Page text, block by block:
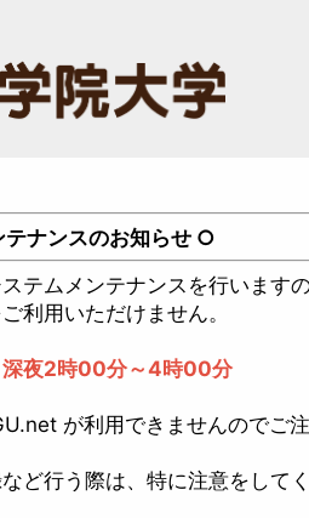
ンスのお知らせ ○
テムメンテナンスを行います
利用いただけません。
深夜2時00分～4時00分
が利用できませんのでご
ど行う際は、特に注意をして